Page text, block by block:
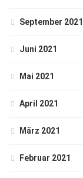
September 2021
Juni 2021
Mai 2021
April 2021
März 2021
Februar 2021